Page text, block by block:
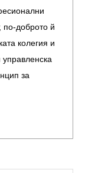
по-доброто й
колегия и
за